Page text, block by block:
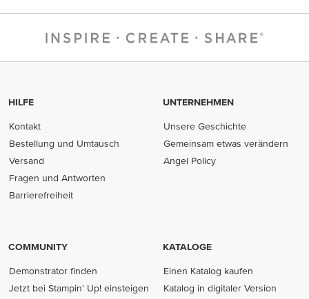
HILFE
Kontakt
Bestellung und Umtausch
Versand
Fragen und Antworten
Barrierefreiheit
UNTERNEHMEN
Unsere Geschichte
Gemeinsam etwas verändern
Angel Policy
COMMUNITY
Demonstrator finden
Jetzt bei Stampin' Up! einsteigen
KATALOGE
Einen Katalog kaufen
Katalog in digitaler Version